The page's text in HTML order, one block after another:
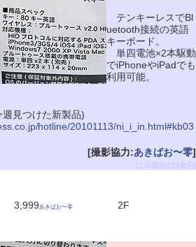
テンキーレスでBl
uetooth接続の英語
キーボード。
単四電池×2本駆動
でiPhoneやiPadでも
利用可能。
週見つけた新製品)
hotline/20101113/ni_i_in.html#kb03
[撮影協力:あきばお〜零]
[この製品だけ表示]
3,999あきばお〜零 2F